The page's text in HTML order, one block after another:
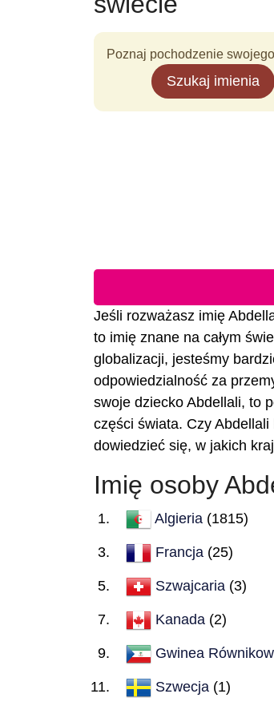
Poznaj pochodzenie
Szukaj imienia
Jeśli rozważasz imię
to imię znane na całym
globalizacji, jesteśmy
odpowiedzialność za
swoje dziecko Abdellali, to
części świata. Czy
dowiedzieć się, w jakich
Imię osoby
Algieria (1815)
Francja (25)
Szwajcaria (3)
Kanada (2)
Gwinea
Szwecja (1)